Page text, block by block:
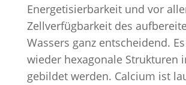
Energetisierbarkeit und vor
Zellverfügbarkeit des
Wassers ganz entscheidend.
wieder hexagonale Strukturen
gebildet werden. Calcium ist